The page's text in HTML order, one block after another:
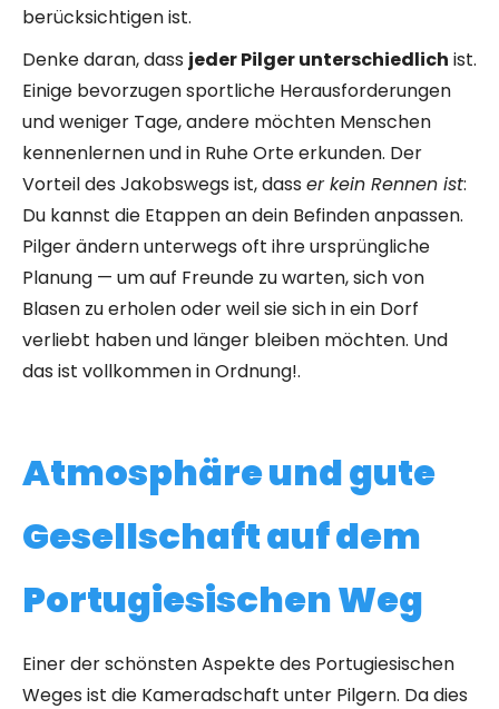
berücksichtigen ist.
Denke daran, dass jeder Pilger unterschiedlich ist.
Einige bevorzugen sportliche Herausforderungen
und weniger Tage, andere möchten Menschen
kennenlernen und in Ruhe Orte erkunden. Der
Vorteil des Jakobswegs ist, dass er kein Rennen ist:
Du kannst die Etappen an dein Befinden anpassen.
Pilger ändern unterwegs oft ihre ursprüngliche
Planung — um auf Freunde zu warten, sich von
Blasen zu erholen oder weil sie sich in ein Dorf
verliebt haben und länger bleiben möchten. Und
das ist vollkommen in Ordnung!.
Atmosphäre und gute
Gesellschaft auf dem
Portugiesischen Weg
Einer der schönsten Aspekte des Portugiesischen
Weges ist die Kameradschaft unter Pilgern. Da dies